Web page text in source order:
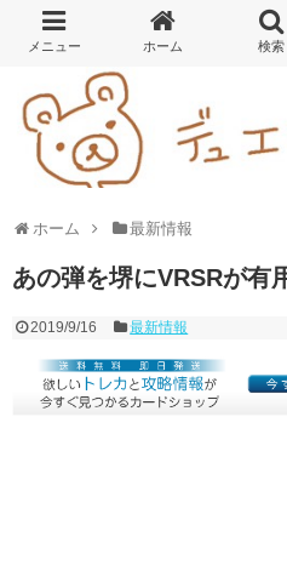
ホーム 最新情報
あの弾を堺にVRSRが有
2019/9/16 最新情報